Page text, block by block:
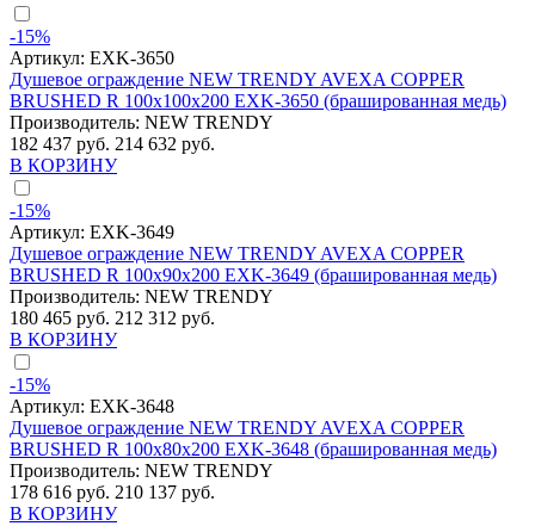
-15%
Артикул: EXK-3650
Душевое ограждение NEW TRENDY AVEXA COPPER
BRUSHED R 100x100x200 EXK-3650 (брашированная медь)
Производитель: NEW TRENDY
182 437 руб. 214 632 руб.
В КОРЗИНУ
-15%
Артикул: EXK-3649
Душевое ограждение NEW TRENDY AVEXA COPPER
BRUSHED R 100x90x200 EXK-3649 (брашированная медь)
Производитель: NEW TRENDY
180 465 руб. 212 312 руб.
В КОРЗИНУ
-15%
Артикул: EXK-3648
Душевое ограждение NEW TRENDY AVEXA COPPER
BRUSHED R 100x80x200 EXK-3648 (брашированная медь)
Производитель: NEW TRENDY
178 616 руб. 210 137 руб.
В КОРЗИНУ